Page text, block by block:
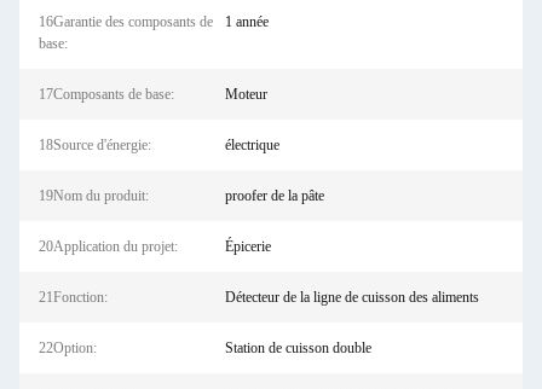
16Garantie des composants de
base:
1 année
17Composants de base: Moteur
18Source d'énergie: électrique
19Nom du produit: proofer de la pâte
20Application du projet: Épicerie
21Fonction: Détecteur de la ligne de cuisson des aliments
22Option: Station de cuisson double